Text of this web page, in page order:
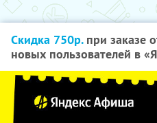
Скидка 750р.при заказе
новых пользователей в